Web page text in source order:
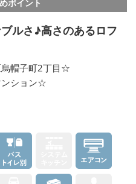
ポイント
ルさ♪高さのあるロフ
烏帽子町2丁目☆
ンション☆